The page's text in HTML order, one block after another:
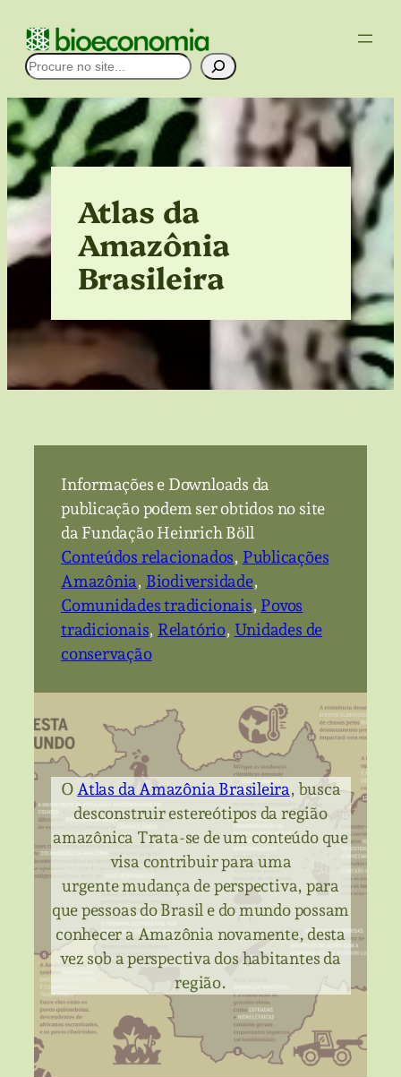
para
Pesquisar
Atlas da
Amazônia
Brasileira
Informações e Downloads da
publicação podem ser obtidos no site
da Fundação Heinrich Böll
Conteúdos relacionados, Publicações
Amazônia, Biodiversidade
Comunidades tradicionais, Povos
tradicionais, Relatório, Unidades de
conservação
O Atlas da Amazônia Brasileira, busca
desconstruir estereótipos da região
amazônica Trata-se de um conteúdo que
visa contribuir para uma
urgente mudança de perspectiva, para
que pessoas do Brasil e do mundo possam
conhecer a Amazônia novamente, desta
vez sob a perspectiva dos habitantes da
região.